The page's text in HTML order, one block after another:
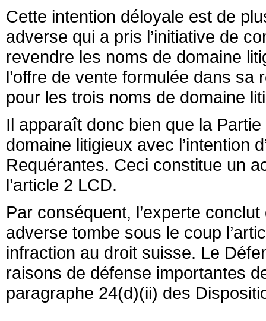
Cette intention déloyale est de
adverse qui a pris l’initiative de
revendre les noms de domaine
l’offre de vente formulée dans
pour les trois noms de domaine
Il apparaît donc bien que la
domaine litigieux avec l’intention
Requérantes. Ceci constitue un
l’article 2 LCD.
Par conséquent, l’experte
adverse tombe sous le coup
infraction au droit suisse. Le
raisons de défense importantes
paragraphe 24(d)(ii) des